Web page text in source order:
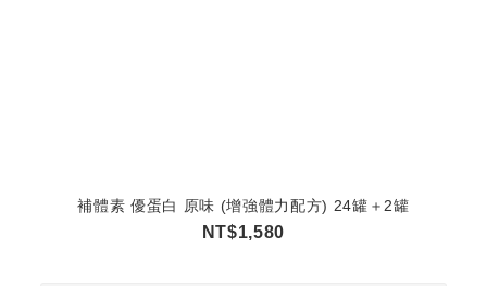
補體素 優蛋白 原味 (增強體力配方) 24罐＋2罐
NT$1,580